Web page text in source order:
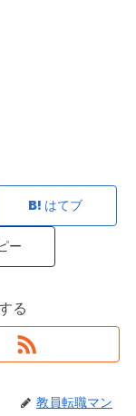
はてブ
ー
る
教員転職マン